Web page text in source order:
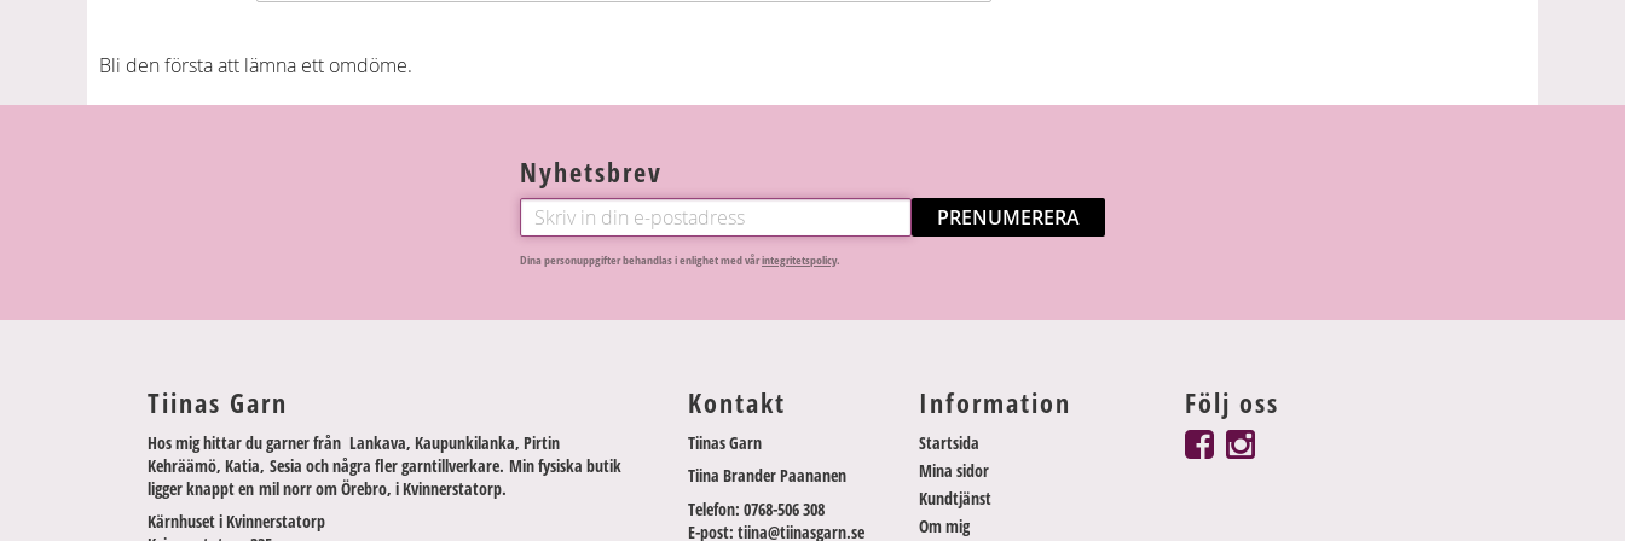
Bli den första att lämna ett omdöme.
Nyhetsbrev
PRENUMERERA
Dina personuppgifter behandlas i enlighet med vårintegritetspolicy.
Tiinas Garn
Hos mig hittar du garner från Lankava, Kaupunkilanka, Pirtin
Kehräämö, Katia, Sesia och några fler garntillverkare. Min fysiska butik
ligger knappt en mil norr om Örebro, i Kvinnerstatorp.
Kärnhuset i Kvinnerstatorp
Kontakt
Tiinas Garn
Tiina Brander Paananen
Telefon: 0768-506 308
E-post: tiina@tiinasgarn.se
Information
Startsida
Mina sidor
Kundtjänst
Om mig
Följ oss